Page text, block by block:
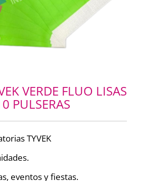
VERDE FLUO LISAS
PULSERAS
TYVEK
eventos y fiestas.